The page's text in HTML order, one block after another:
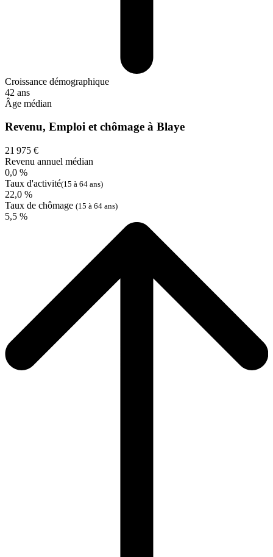
Croissance démographique
42 ans
Âge médian
Revenu, Emploi et chômage à Blaye
21 975 €
Revenu annuel médian
0,0 %
Taux d'activité(15 à 64 ans)
22,0 %
Taux de chômage (15 à 64 ans)
5,5 %